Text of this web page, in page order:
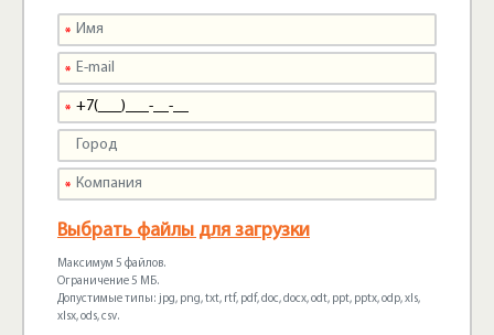
Выбрать файлы для загрузки
Максимум 5 файлов.
Ограничение 5 МБ.
Допустимые типы: jpg, png, txt, rtf, pdf, doc, docx, odt, ppt, pptx, odp, xls,
xlsx, ods, csv.